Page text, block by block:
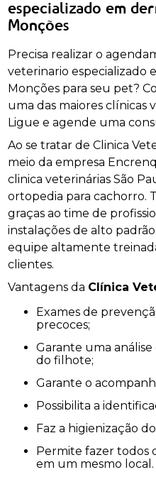
especializado em
Monções
Precisa realizar o
veterinario especializado
Monções para seu pet?
uma das maiores clínicas
Ligue e agende uma
Ao se tratar de Clinica
meio da empresa
clinica veterinárias São
ortopedia para cachorro.
graças ao time de
instalações de alto
equipe altamente
clientes.
Vantagens da Clínica
Exames de prevenção e os diagnósticos
precoces;
Garante uma análise do estado geral de saúde
do filhote;
Garante o
Possibilita a
Faz a higienização
Permite fazer todos os exames e procedimentos
em um mesmo local.